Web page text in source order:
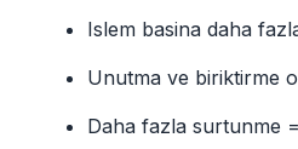
Islem basina daha
Unutma ve biriktirme
Daha fazla surtunme